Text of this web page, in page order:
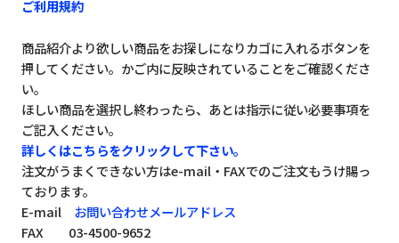
ご利用規約
商品紹介より欲しい商品をお探しになりカゴに入れるボタンを
押してください。かご内に反映されていることをご確認くださ
い。
ほしい商品を選択し終わったら、あとは指示に従い必要事項を
ご記入ください。
詳しくはこちらをクリックして下さい。
注文がうまくできない方はe-mail・FAXでのご注文もうけ賜っ
ております。
E-mail お問い合わせメールアドレス
FAX 03-4500-9652